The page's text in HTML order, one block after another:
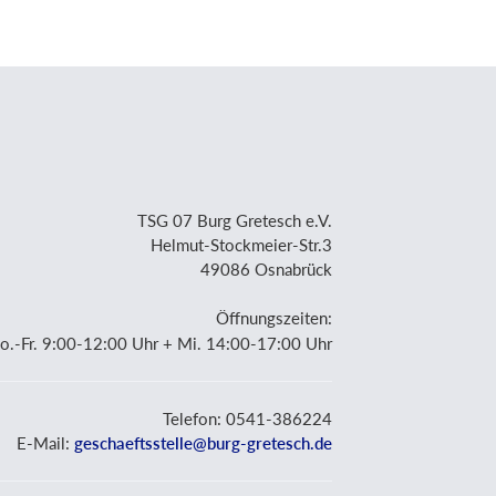
TSG 07 Burg Gretesch e.V.
Helmut-Stockmeier-Str.3
49086 Osnabrück
Öffnungszeiten:
Fr. 9:00-12:00 Uhr + Mi. 14:00-17:00 Uhr
Telefon: 0541-386224
E-Mail: geschaeftsstelle@burg-gretesch.de